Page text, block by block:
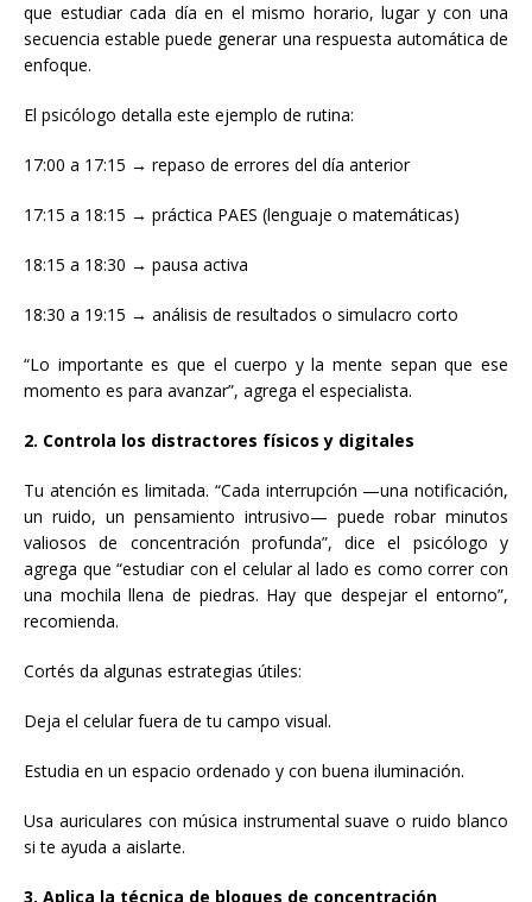
que estudiar cada día en el mismo horario, lugar y con una
secuencia estable puede generar una respuesta automática de
enfoque.
El psicólogo detalla este ejemplo de rutina:
17:00 a 17:15 → repaso de errores del día anterior
17:15 a 18:15 → práctica PAES (lenguaje o matemáticas)
18:15 a 18:30 → pausa activa
18:30 a 19:15 → análisis de resultados o simulacro corto
“Lo importante es que el cuerpo y la mente sepan que ese
momento es para avanzar”, agrega el especialista.
2. Controla los distractores físicos y digitales
Tu atención es limitada. “Cada interrupción —una notificación,
un ruido, un pensamiento intrusivo— puede robar minutos
valiosos de concentración profunda”, dice el psicólogo y
agrega que “estudiar con el celular al lado es como correr con
una mochila llena de piedras. Hay que despejar el entorno”,
recomienda.
Cortés da algunas estrategias útiles:
Deja el celular fuera de tu campo visual.
Estudia en un espacio ordenado y con buena iluminación.
Usa auriculares con música instrumental suave o ruido blanco
si te ayuda a aislarte.
3. Aplica la técnica de bloques de concentración